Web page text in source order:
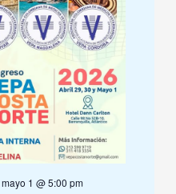
mayo 1 @ 5:00 pm